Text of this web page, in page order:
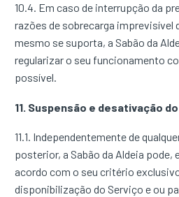
10.4. Em caso de interrupção da
razões de sobrecarga imprevisível
mesmo se suporta, a Sabão da
regularizar o seu funcionamento
possível.
11. Suspensão e desativação
11.1. Independentemente de
posterior, a Sabão da Aldeia pode,
acordo com o seu critério
disponibilização do Serviço e ou